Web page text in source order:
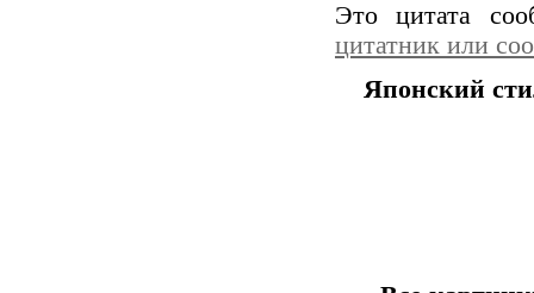
Это цитата
цитатник или
Японский